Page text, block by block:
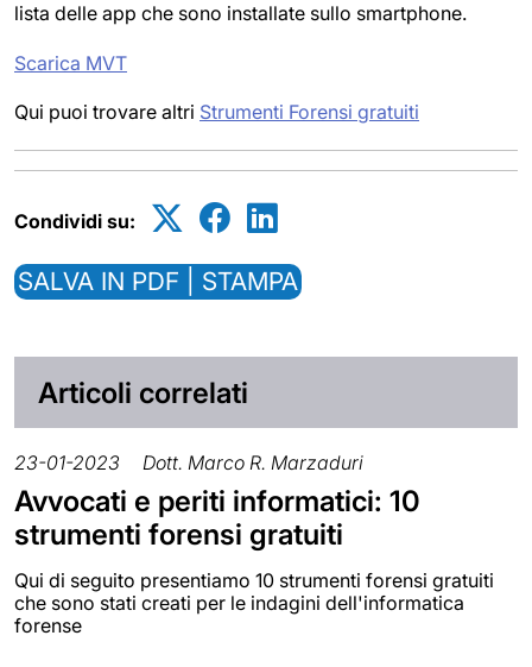
lista delle app che sono installate sullo smartphone.
Scarica MVT
Qui puoi trovare altri Strumenti Forensi gratuiti
Condividi su:
SALVA IN PDF | STAMPA
Articoli correlati
23-01-2023 Dott. Marco R. Marzaduri
Avvocati e periti informatici: 10
strumenti forensi gratuiti
Qui di seguito presentiamo 10 strumenti forensi gratuiti
che sono stati creati per le indagini dell'informatica
forense